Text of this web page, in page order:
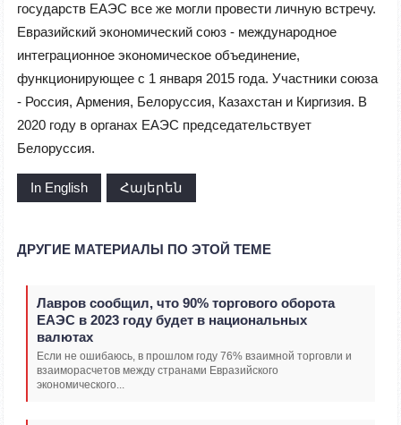
государств ЕАЭС все же могли провести личную встречу.
Евразийский экономический союз - международное
интеграционное экономическое объединение,
функционирующее с 1 января 2015 года. Участники союза
- Россия, Армения, Белоруссия, Казахстан и Киргизия. В
2020 году в органах ЕАЭС председательствует
Белоруссия.
In English Հայերեն
ДРУГИЕ МАТЕРИАЛЫ ПО ЭТОЙ ТЕМЕ
Лавров сообщил, что 90% торгового оборота
ЕАЭС в 2023 году будет в национальных
валютах
Если не ошибаюсь, в прошлом году 76% взаимной торговли и
взаиморасчетов между странами Евразийского
экономического...